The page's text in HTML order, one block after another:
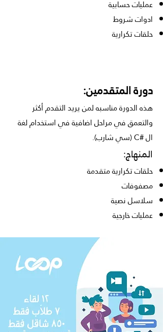
عمليات حسابية
ادوات شروط
حلقات تكرارية
دورة المتقدمين:
هذه الدورة مناسبه لمن يريد التقدم أكثر
والتعمق في مراحل اضافية في استخدام لغة
ال#C (سي شارب).
المنهاج:
حلقات تكرارية متقدمة
مصفوفات
سلاسل نصية
عمليات خارجية